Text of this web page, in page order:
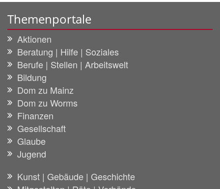
Themenportale
Aktionen
Beratung | Hilfe | Soziales
Berufe | Stellen | Arbeitswelt
Bildung
Dom zu Mainz
Dom zu Worms
Finanzen
Gesellschaft
Glaube
Jugend
Kunst | Gebäude | Geschichte